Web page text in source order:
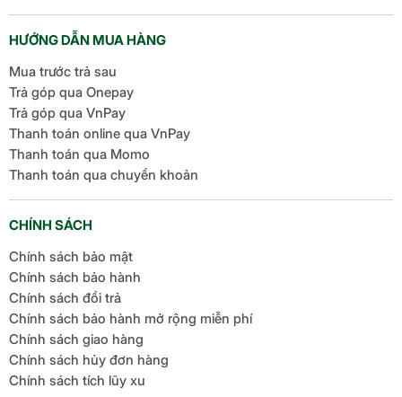
HƯỚNG DẪN MUA HÀNG
Mua trước trả sau
Trả góp qua Onepay
Trả góp qua VnPay
Thanh toán online qua VnPay
Thanh toán qua Momo
Thanh toán qua chuyển khoản
CHÍNH SÁCH
Chính sách bảo mật
Chính sách bảo hành
Chính sách đổi trả
Chính sách bảo hành mở rộng miễn phí
Chính sách giao hàng
Chính sách hủy đơn hàng
Chính sách tích lũy xu